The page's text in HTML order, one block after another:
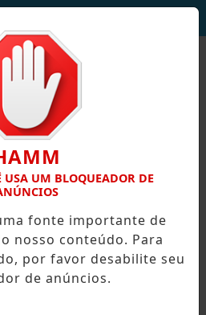
USA UM BLOQUEADOR DE
fonte importante de
nosso conteúdo. Para
por favor desabilite seu
de anúncios.